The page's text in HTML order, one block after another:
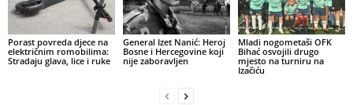
Porast povreda djece na
električnim romobilima:
Stradaju glava, lice i ruke
General Izet Nanić: Heroj
Bosne i Hercegovine koji
nije zaboravljen
Mladi nogometaši OFK
Bihać osvojili drugo
mjesto na turniru na
Izačiću